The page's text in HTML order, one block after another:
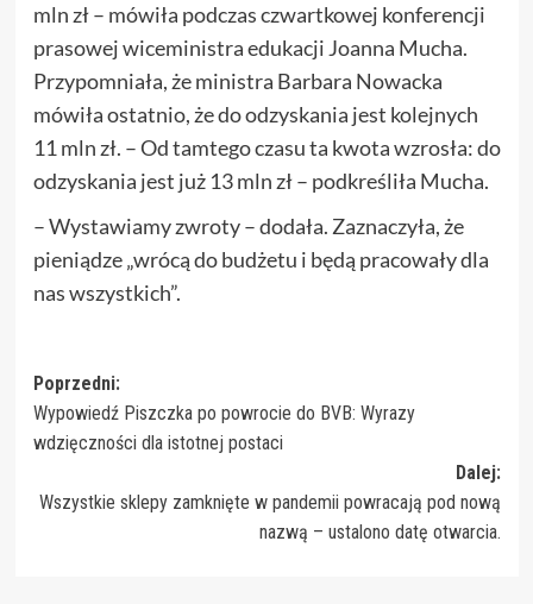
mln zł – mówiła podczas czwartkowej konferencji
prasowej wiceministra edukacji Joanna Mucha.
Przypomniała, że ministra Barbara Nowacka
mówiła ostatnio, że do odzyskania jest kolejnych
11 mln zł. – Od tamtego czasu ta kwota wzrosła: do
odzyskania jest już 13 mln zł – podkreśliła Mucha.
– Wystawiamy zwroty – dodała. Zaznaczyła, że
pieniądze „wrócą do budżetu i będą pracowały dla
nas wszystkich”.
Zobacz
wpisy
Poprzedni:
Wypowiedź Piszczka po powrocie do BVB: Wyrazy
wdzięczności dla istotnej postaci
Dalej:
Wszystkie sklepy zamknięte w pandemii powracają pod nową
nazwą – ustalono datę otwarcia.